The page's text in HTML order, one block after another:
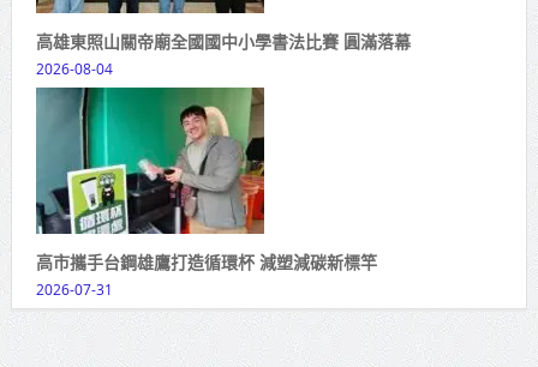
高雄東照山關帝廟全國國中小學書法比賽 圓滿落幕
2026-08-04
高市攜手台鋼雄鷹打造循環杯 減塑減碳新標竿
2026-07-31